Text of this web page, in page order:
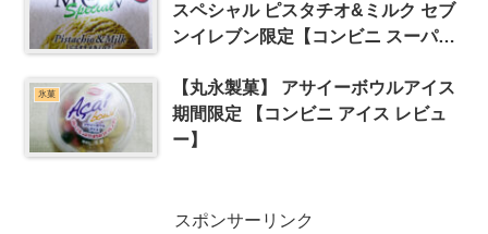
スペシャル ピスタチオ&ミルク セブ
ンイレブン限定【コンビニ スーパー
氷菓
【丸永製菓】 アサイーボウルアイス
期間限定 【コンビニ アイス レビュ
ー】
スポンサーリンク